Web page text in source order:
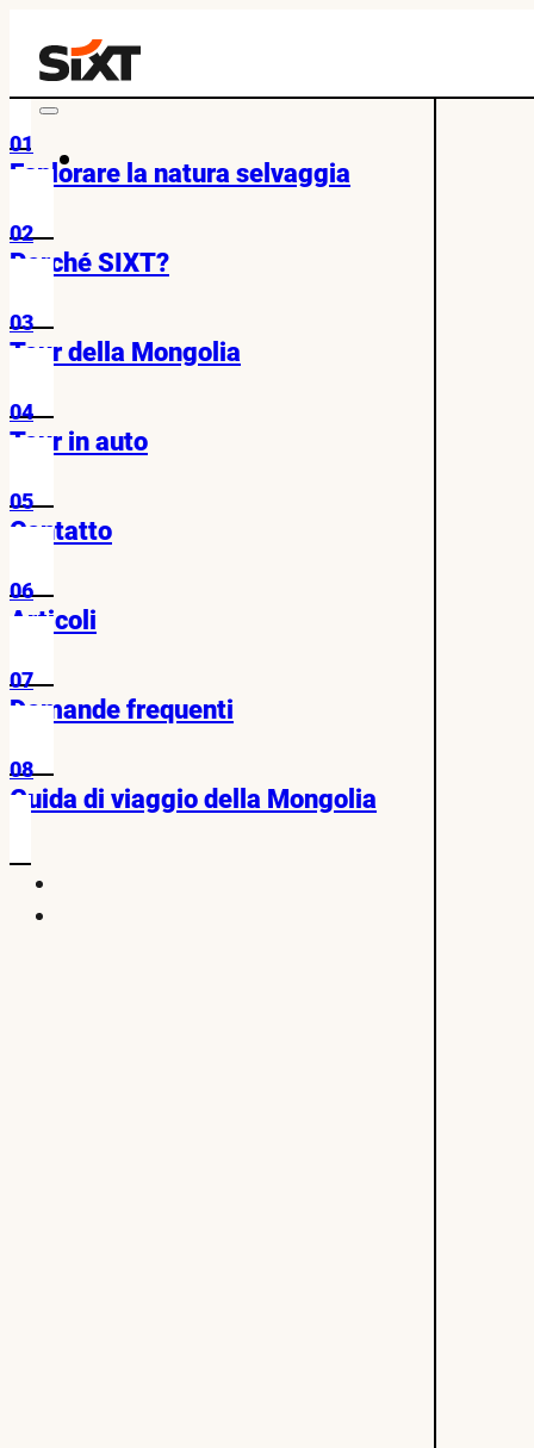
01
Esplorare la natura selvaggia
02
Perché SIXT?
03
Tour della Mongolia
04
Tour in auto
05
Contatto
06
Articoli
07
Domande frequenti
08
Guida di viaggio della Mongolia